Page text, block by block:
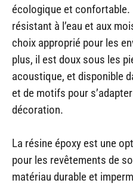
écologique et
résistant à l’eau et aux
choix approprié pour les
plus, il est doux sous les
acoustique, et disponible
et de motifs pour
décoration.
La résine époxy est une
pour les revêtements de
matériau durable et